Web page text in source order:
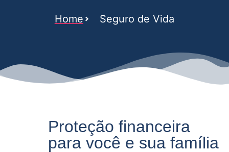
Home Seguro de Vida
Proteção financeira
para você e sua família